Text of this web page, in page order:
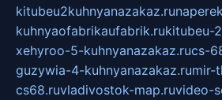
kitubeu2kuhnyanazakaz.ru
kuhnyaofabrikaufabrik.rukitubeu-
xehyroo-5-kuhnyanazakaz.rucs-
guzywia-4-kuhnyanazakaz.rumir-
cs68.ruvladivostok-map.ruvideo-